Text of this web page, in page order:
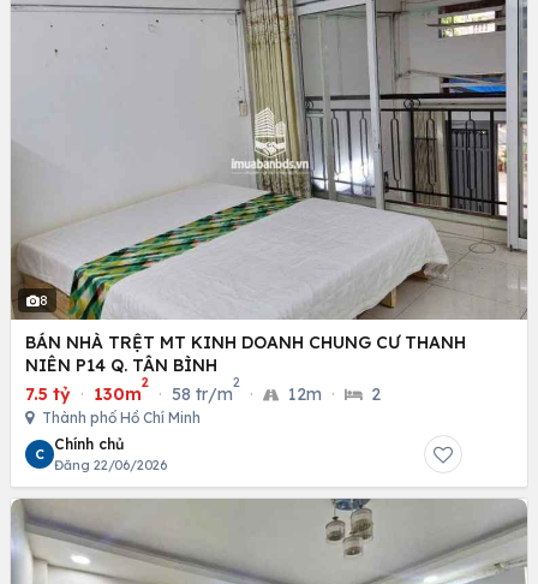
8
BÁN NHÀ TRỆT MT KINH DOANH CHUNG CƯ THANH
NIÊN P14 Q. TÂN BÌNH
7.5 tỷ · 130m
2
· 58 tr/m
2
· 12m · 2
Thành phố Hồ Chí Minh
C
Chính chủ
Đăng 22/06/2026